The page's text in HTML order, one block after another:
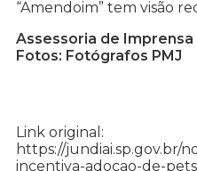
“Amendoim” tem visão
Assessoria de Imprensa
Fotos: Fotógrafos PMJ
Link original:
https://jundiai.sp.gov.br/
incentiva-adocao-de-